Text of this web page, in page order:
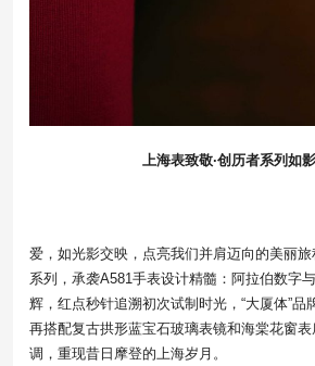
上海表致敬·创历者系列如
爱，如光影交映，点亮我们并肩迈向的美丽
系列，承袭A581手表设计精髓：阿拉伯数字
辉，红点秒针追溯初次试制时光，“大厦体”品
再搭配复古拱形蓝宝石玻璃表镜和海棠花窗
调，重现昔日摩登的上海岁月。